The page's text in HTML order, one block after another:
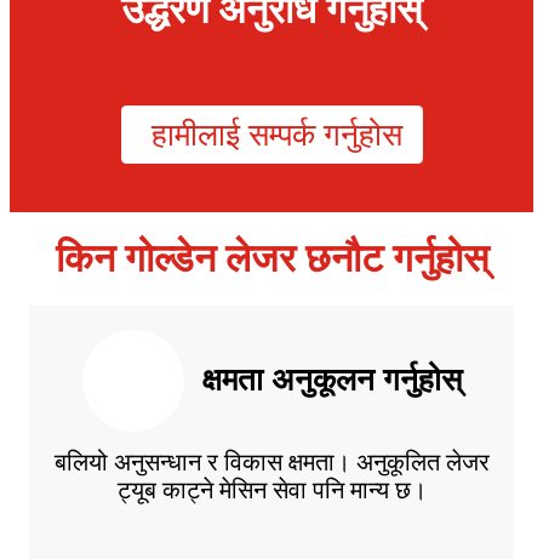
उद्धरण अनुरोध गर्नुहोस्
हामीलाई सम्पर्क गर्नुहोस
किन गोल्डेन लेजर छनौट गर्नुहोस्
क्षमता अनुकूलन गर्नुहोस्
बलियो अनुसन्धान र विकास क्षमता। अनुकूलित लेजर
ट्यूब काट्ने मेसिन सेवा पनि मान्य छ।